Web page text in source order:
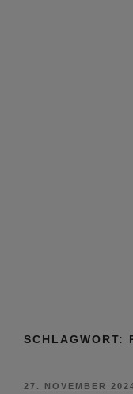
SCHLAGWORT:
VERÖFFENTLICHT
27. NOVEMBER